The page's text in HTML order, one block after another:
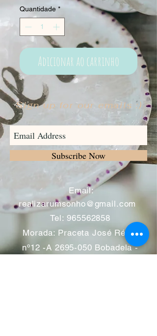
Quantidade *
Adicionar ao carrinho
Sign up for our emails :)
Subscribe Now
Email:
realizarumsonho@gmail.com
Tel: 965562858
Morada: Praceta José Régio
nº12 -A 2695-050 Bobadela -